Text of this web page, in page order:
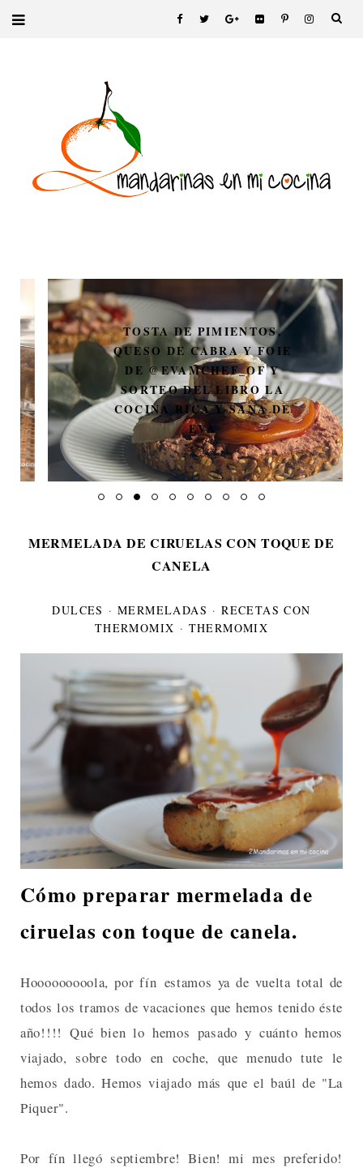
TOSTA DE PIMIENTOS,
QUESO DE CABRA Y FOIE
DE @EVAMCHEF_OF Y
SORTEO DEL LIBRO LA
COCINA RICA Y SANA DE
EVA
MERMELADA DE CIRUELAS CON TOQUE DE
CANELA
DULCES · MERMELADAS ·RECETAS CON
THERMOMIX · THERMOMIX
Cómo preparar mermelada de
ciruelas con toque de canela.
Hooooooooola, por fín estamos ya de vuelta total de
todos los tramos de vacaciones que hemos tenido éste
año!!!! Qué bien lo hemos pasado y cuánto hemos
viajado, sobre todo en coche, que menudo tute le
hemos dado. Hemos viajado más que el baúl de "La
Piquer".
Por fín llegó septiembre! Bien! mi mes preferido!